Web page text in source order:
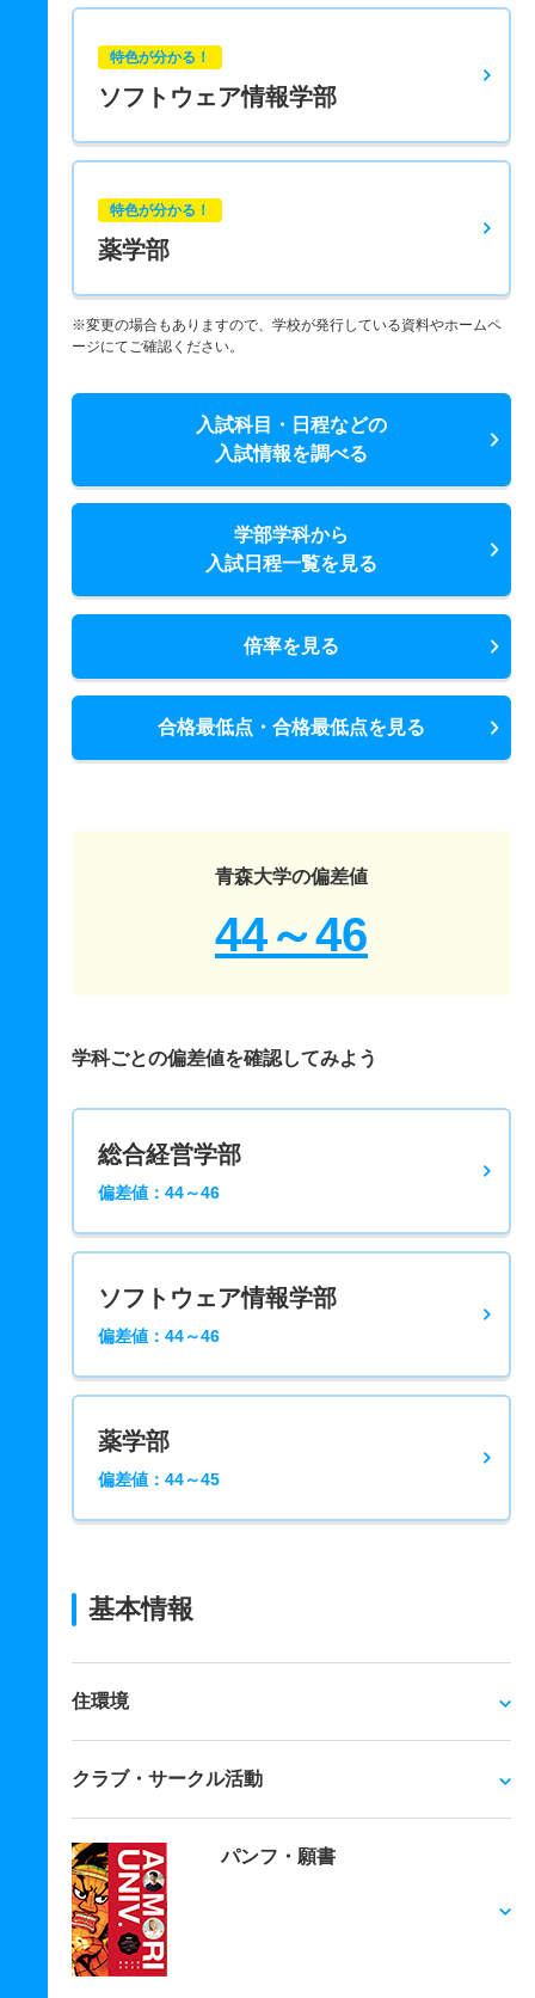
特色が分かる！
ソフトウェア情報学部
特色が分かる！
薬学部
※変更の場合もありますので、学校が発行している資料やホームペ
ージにてご確認ください。
入試科目・日程などの
入試情報を調べる
学部学科から
入試日程一覧を見る
倍率を見る
合格最低点・合格最低点を見る
青森大学の偏差値
44～46
学科ごとの偏差値を確認してみよう
総合経営学部
偏差値：44～46
ソフトウェア情報学部
偏差値：44～46
薬学部
偏差値：44～45
基本情報
住環境
クラブ・サークル活動
パンフ・願書